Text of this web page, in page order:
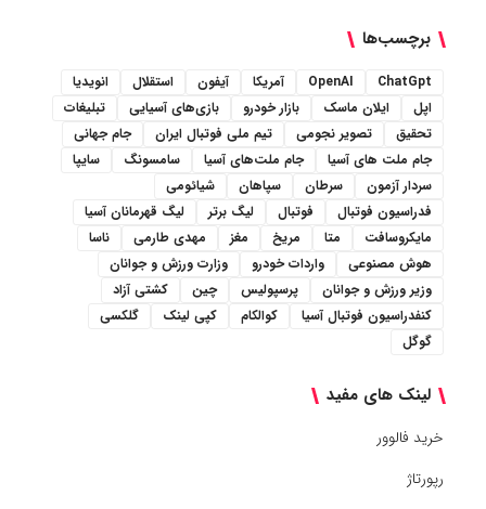
برچسب‌ها
ChatGpt
OpenAI آمریکا آیفون استقلال
انویدیا
اپل
ایلان ماسک بازار خودرو بازی‌های آسیایی
تبلیغات
تحقیق
تصویر نجومی تیم ملی فوتبال ایران
جام جهانی
جام ملت های آسیا
جام ملت‌های آسیا سامسونگ
سایپا
سردار آزمون
سرطان سپاهان
شیائومی
فدراسیون فوتبال
فوتبال لیگ برتر
لیگ قهرمانان آسیا
مایکروسافت
متا مریخ مغز مهدی طارمی
ناسا
هوش مصنوعی
واردات خودرو
وزارت ورزش و جوانان
وزیر ورزش و جوانان
پرسپولیس چین
کشتی آزاد
کنفدراسیون فوتبال آسیا
کوالکام کپی لینک
گلکسی
گوگل
لینک های مفید
خرید فالوور
رپورتاژ